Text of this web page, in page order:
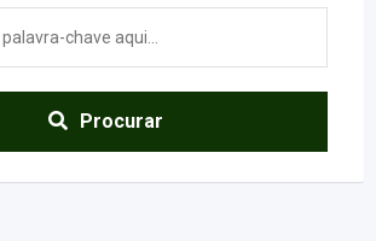
Procurar